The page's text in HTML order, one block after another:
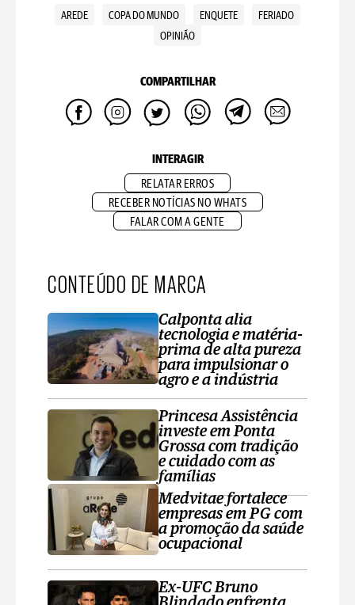
AREDE COPA DO MUNDO ENQUETE
FERIADO
OPINIÃO
COMPARTILHAR
INTERAGIR
RELATAR ERROS
RECEBER NOTÍCIAS NO WHATS
FALAR COM A GENTE
CONTEÚDO DE MARCA
Calponta alia
tecnologia e matéria-
prima de alta pureza
para impulsionar o
agro e a indústria
Princesa Assistência
investe em Ponta
Grossa com tradição
e cuidado com as
famílias
Medvitae fortalece
empresas em PG com
a promoção da saúde
ocupacional
Ex-UFC Bruno